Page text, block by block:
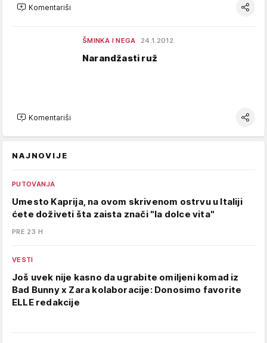
Komentariši
ŠMINKA I NEGA 24.1.2012.
Narandžasti ruž
Komentariši
NAJNOVIJE
PUTOVANJA
Umesto Kaprija, na ovom skrivenom ostrvu u Italiji
ćete doživeti šta zaista znači "la dolce vita"
PRE 23 H
VESTI
Još uvek nije kasno da ugrabite omiljeni komad iz
Bad Bunny x Zara kolaboracije: Donosimo favorite
ELLE redakcije